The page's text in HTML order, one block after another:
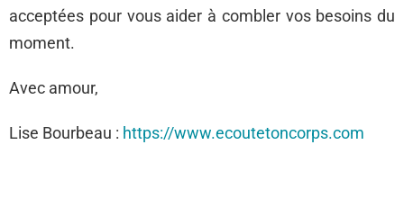
acceptées pour vous aider à combler vos besoins du
moment.
Avec amour,
Lise Bourbeau : https://www.ecoutetoncorps.com